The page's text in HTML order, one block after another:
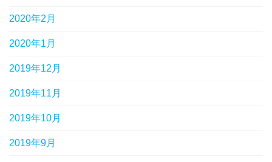
2020年2月
2020年1月
2019年12月
2019年11月
2019年10月
2019年9月